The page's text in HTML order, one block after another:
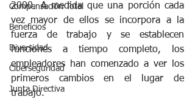
Compensación Total
Beneficios
Diversidad
Ciberseguridad
Junta Directiva
2000. A medida que una porción cada
vez mayor de ellos se incorpora a la
fuerza de trabajo y se establecen
funciones a tiempo completo, los
empleadores han comenzado a ver los
primeros cambios en el lugar de
trabajo.